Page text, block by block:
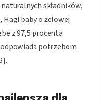
składników,
Hagi baby o żelowej
z 97,5 procenta
potrzebom